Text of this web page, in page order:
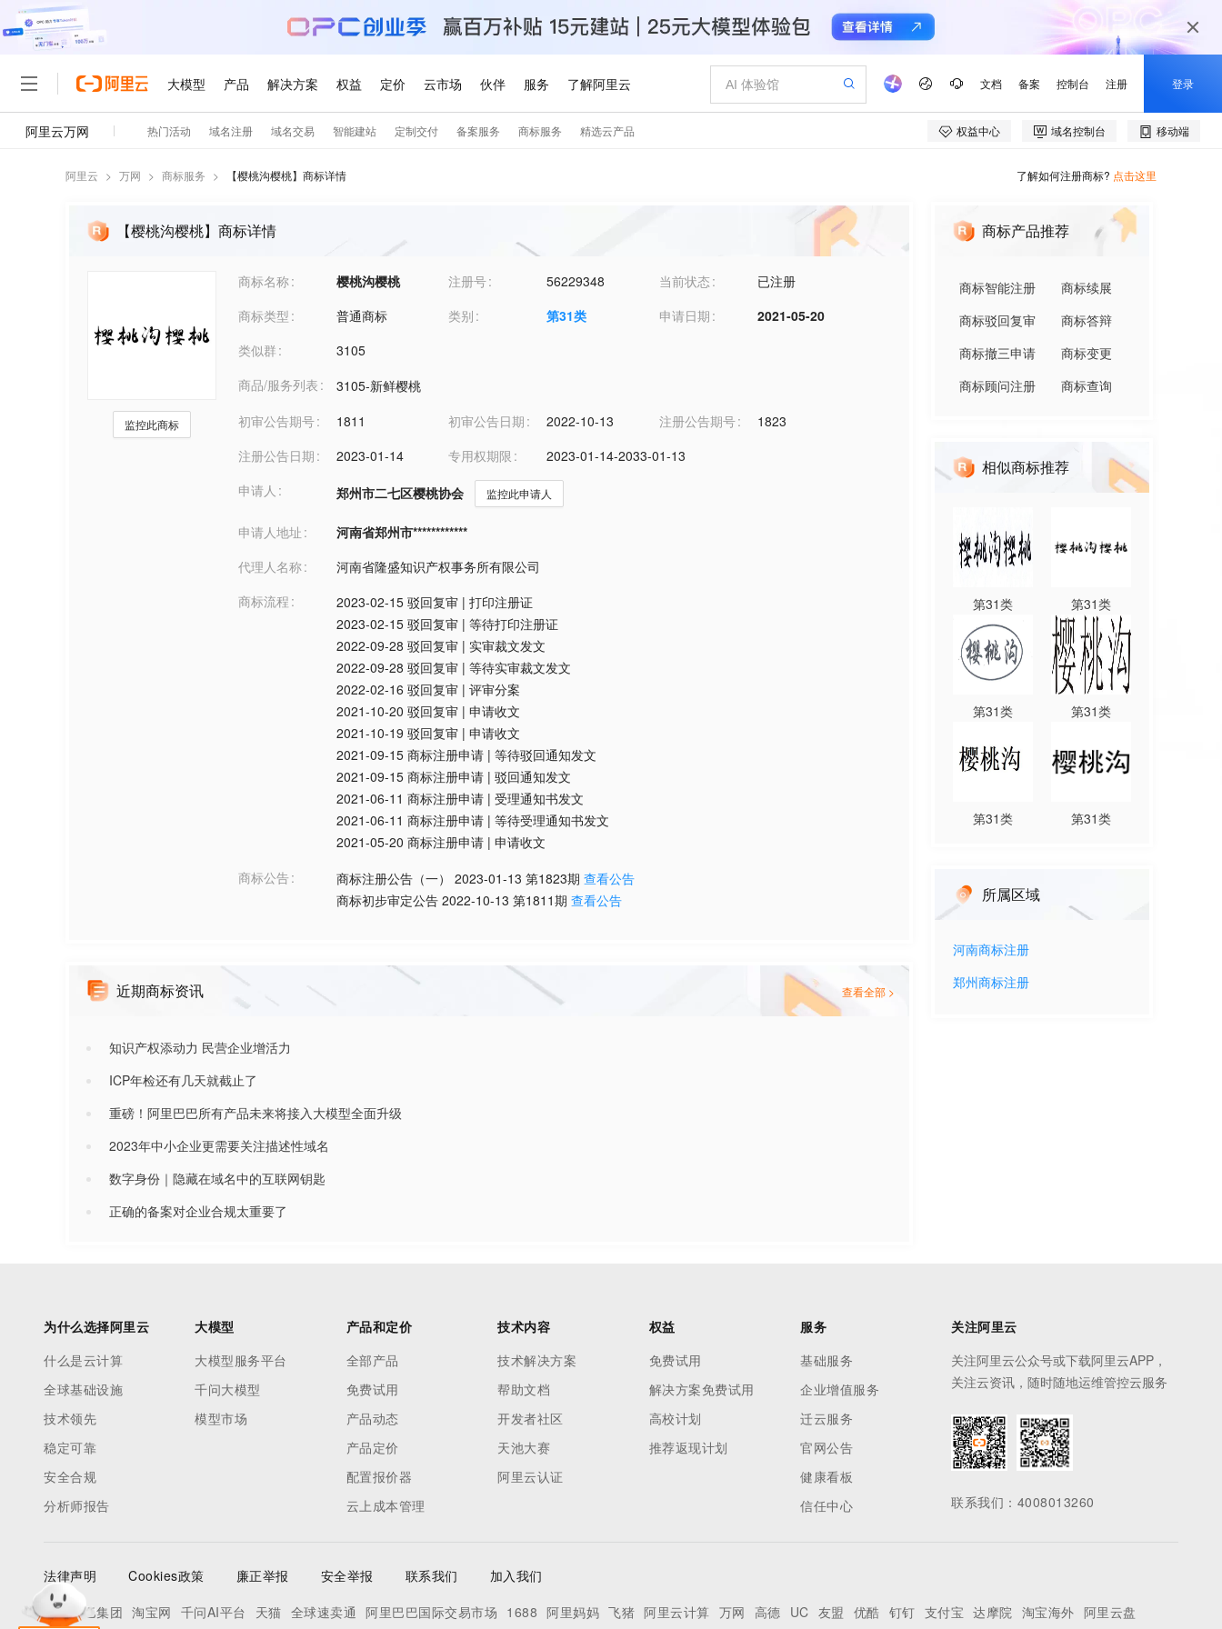
阿里云 > 万网 > 商标服务 > 【樱桃沟樱桃】商标详情 了解如何注册商标? 点击这里
【樱桃沟樱桃】商标详情
监控此商标
商标名称 樱桃沟樱桃 注册号 56229348 当前状态
已注册
商标类型
普通商标 类别 第31类 申请日期
2021-05-20
类似群
3105
商品/服务列表
3105-新鲜樱桃
初审公告期号
1811 初审公告日期 2022-10-13 注册公告期号
1823
注册公告日期
2023-01-14 专用权期限
2023-01-14-2033-01-13
申请人
郑州市二七区樱桃协会 监控此申请人
申请人地址
河南省郑州市************
代理人名称
河南省隆盛知识产权事务所有限公司
商标流程
2023-02-15 驳回复审 | 打印注册证
2023-02-15 驳回复审 | 等待打印注册证
2022-09-28 驳回复审 | 实审裁文发文
2022-09-28 驳回复审 | 等待实审裁文发文
2022-02-16 驳回复审 | 评审分案
2021-10-20 驳回复审 | 申请收文
2021-10-19 驳回复审 | 申请收文
2021-09-15 商标注册申请 | 等待驳回通知发文
2021-09-15 商标注册申请 | 驳回通知发文
2021-06-11 商标注册申请 | 受理通知书发文
2021-06-11 商标注册申请 | 等待受理通知书发文
2021-05-20 商标注册申请 | 申请收文
商标公告
商标注册公告（一） 2023-01-13 第1823期 查看公告
商标初步审定公告 2022-10-13 第1811期 查看公告
近期商标资讯 查看全部 >
知识产权添动力 民营企业增活力
ICP年检还有几天就截止了
重磅！阿里巴巴所有产品未来将接入大模型全面升级
2023年中小企业更需要关注描述性域名
数字身份｜隐藏在域名中的互联网钥匙
正确的备案对企业合规太重要了
商标产品推荐
商标智能注册
商标续展
商标驳回复审
商标答辩
商标撤三申请
商标变更
商标顾问注册
商标查询
相似商标推荐
第31类 第31类
第31类 第31类
第31类 第31类
所属区域
河南商标注册
郑州 商标注册